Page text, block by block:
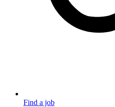
Find a job